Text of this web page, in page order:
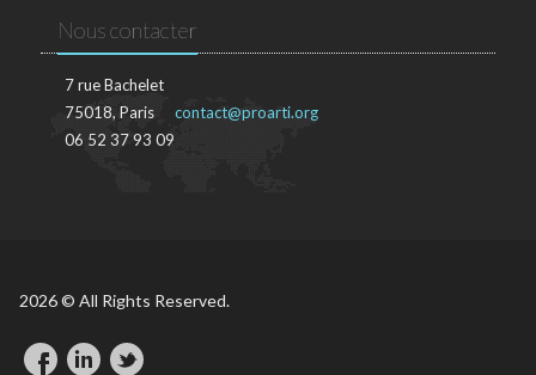
Nous contacter
7 rue Bachelet
75018, Paris
06 52 37 93 09
contact@proarti.org
2026 © All Rights Reserved.